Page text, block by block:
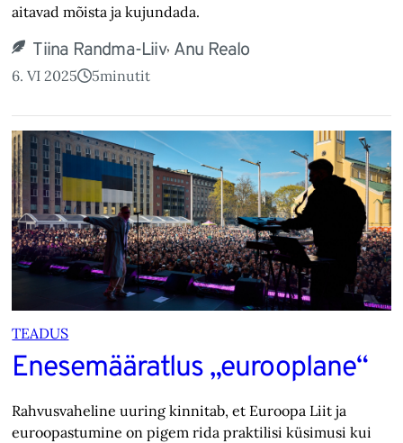
aitavad mõista ja kujundada.
Tiina Randma-Liiv, Anu Realo
6. VI 2025 5minutit
TEADUS
Enesemääratlus „eurooplane“
Rahvusvaheline uuring kinnitab, et Euroopa Liit ja
euroopastumine on pigem rida praktilisi küsimusi kui